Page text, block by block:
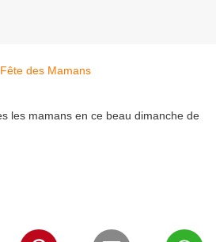
les mamans en ce beau dimanche de